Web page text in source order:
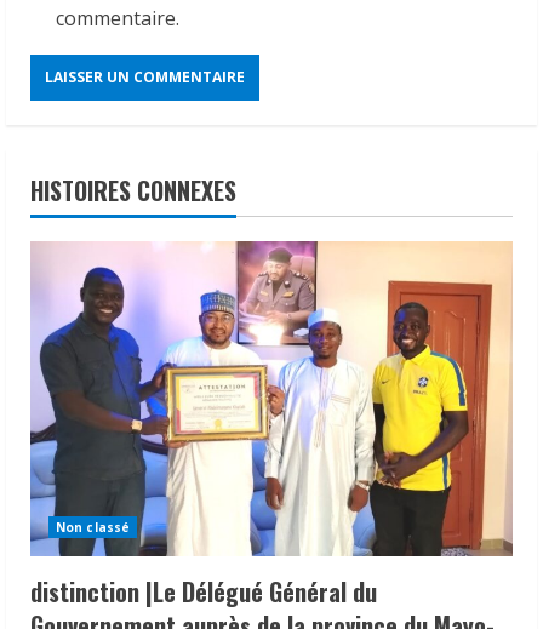
commentaire.
HISTOIRES CONNEXES
Non classé
distinction |Le Délégué Général du